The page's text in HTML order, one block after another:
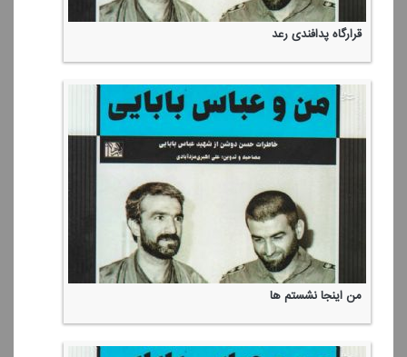
قرارگاه پدافندی رعد
من اینجا نشستم ها